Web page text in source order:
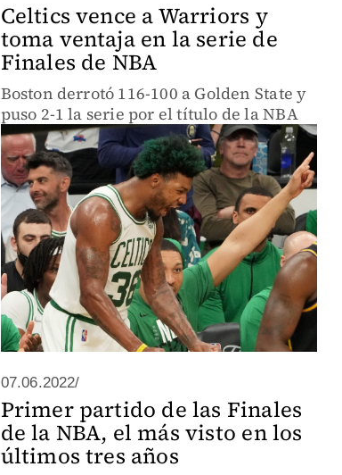
Celtics vence a Warriors y
toma ventaja en la serie de
Finales de NBA
Boston derrotó 116-100 a Golden State y
puso 2-1 la serie por el título de la NBA
07.06.2022/
Primer partido de las Finales
de la NBA, el más visto en los
últimos tres años